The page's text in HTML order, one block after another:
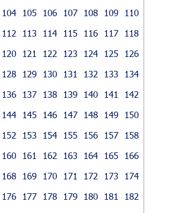
104 105 106 107 108 109
110
112 113 114 115 116 117
118
120 121 122 123 124 125
126
128 129 130 131 132 133
134
136 137 138 139 140 141
142
144 145 146 147 148 149
150
152 153 154 155 156 157
158
160 161 162 163 164 165
166
168 169 170 171 172 173
174
176 177 178 179 180 181
182